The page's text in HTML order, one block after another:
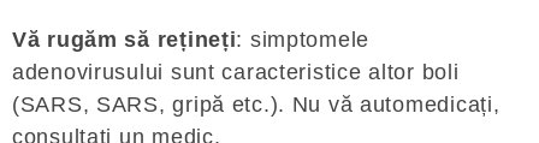
Vă rugăm să rețineți: simptomele
adenovirusului sunt caracteristice altor boli
(SARS, SARS, gripă etc.). Nu vă automedicați,
consultați un medic.